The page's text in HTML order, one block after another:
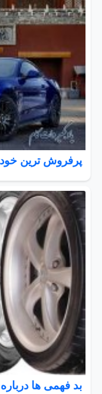
پرفروش ترین
بد فهمی ها